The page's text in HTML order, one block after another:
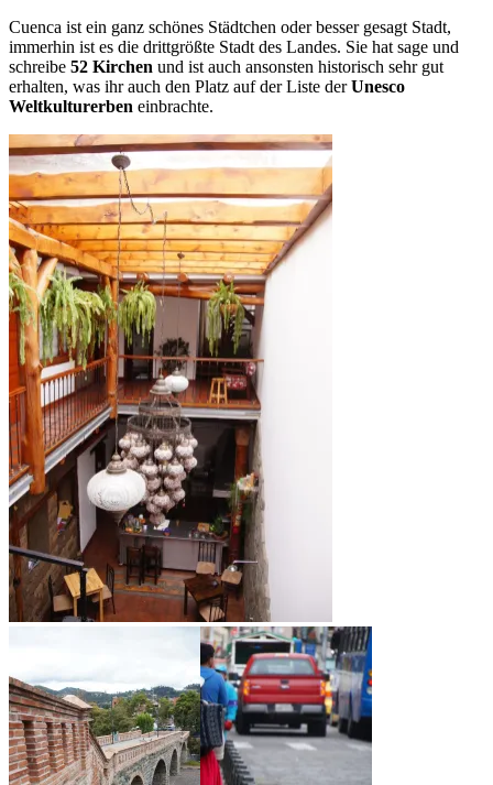
Cuenca ist ein ganz schönes Städtchen oder besser gesagt Stadt,
immerhin ist es die drittgrößte Stadt des Landes. Sie hat sage und
schreibe 52 Kirchen und ist auch ansonsten historisch sehr gut
erhalten, was ihr auch den Platz auf der Liste derUnesco
Weltkulturerben einbrachte.
Unser AirBnB: Oben unser Zimmer, unten das